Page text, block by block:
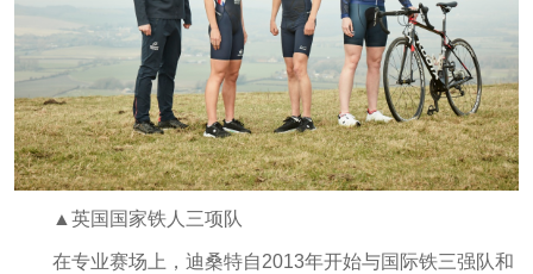
▲英国国家铁人三项队
在专业赛场上，迪桑特自2013年开始与国际铁三强队和